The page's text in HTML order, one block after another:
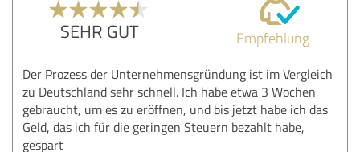
SEHR GUT Empfehlung
Der Prozess der Unternehmensgründung ist im Vergleich
zu Deutschland sehr schnell. Ich habe etwa 3 Wochen
gebraucht, um es zu eröffnen, und bis jetzt habe ich das
Geld, das ich für die geringen Steuern bezahlt habe,
gespart